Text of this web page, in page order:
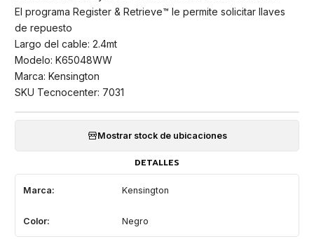
El programa Register & Retrieve™ le permite solicitar llaves
de repuesto
Largo del cable: 2.4mt
Modelo: K65048WW
Marca: Kensington
SKU Tecnocenter: 7031
Mostrar stock de ubicaciones
DETALLES
Marca: Kensington
Color: Negro